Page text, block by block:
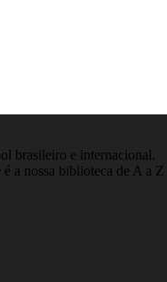
brasileiro e internacional.
a nossa biblioteca de A a Z